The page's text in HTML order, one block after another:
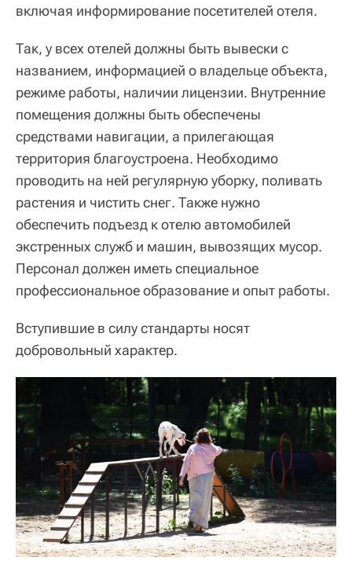
включая информирование посетителей отеля.
Так, у всех отелей должны быть вывески с
названием, информацией о владельце объекта,
режиме работы, наличии лицензии. Внутренние
помещения должны быть обеспечены
средствами навигации, а прилегающая
территория благоустроена. Необходимо
проводить на ней регулярную уборку, поливать
растения и чистить снег. Также нужно
обеспечить подъезд к отелю автомобилей
экстренных служб и машин, вывозящих мусор.
Персонал должен иметь специальное
профессиональное образование и опыт работы.
Вступившие в силу стандарты носят
добровольный характер.